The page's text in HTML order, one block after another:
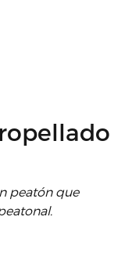
peatón que